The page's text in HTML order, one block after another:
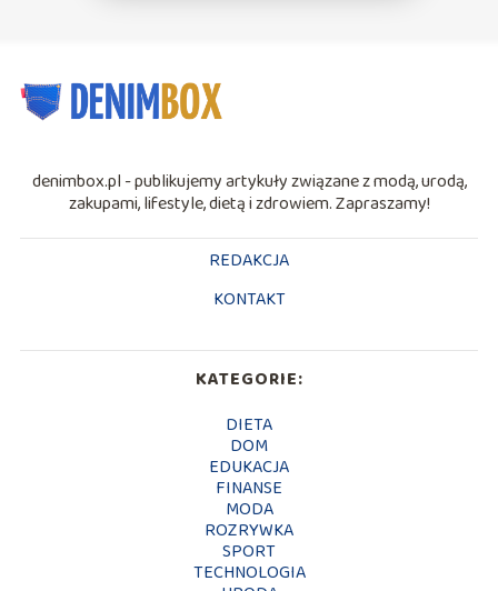
denimbox.pl - publikujemy artykuły związane z modą, urodą,
zakupami, lifestyle, dietą i zdrowiem. Zapraszamy!
REDAKCJA
KONTAKT
KATEGORIE:
DIETA
DOM
EDUKACJA
FINANSE
MODA
ROZRYWKA
SPORT
TECHNOLOGIA